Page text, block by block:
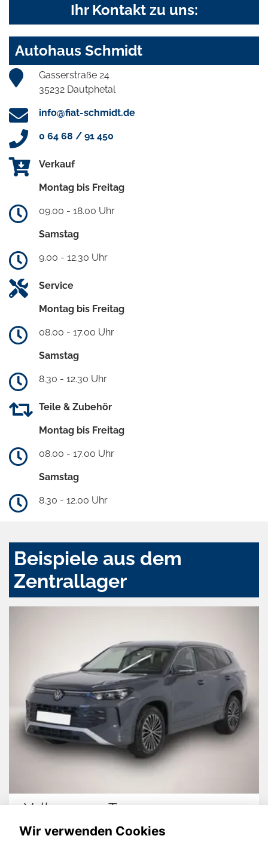
Ihr Kontakt zu uns:
Autohaus Schmidt
Gasserstraße 24
35232 Dautphetal
info@fiat-schmidt.de
0 64 68 / 91 450
Verkauf
Montag bis Freitag
09.00 - 18.00 Uhr
Samstag
9.00 - 12.30 Uhr
Service
Montag bis Freitag
08.00 - 17.00 Uhr
Samstag
8.30 - 12.30 Uhr
Teile & Zubehör
Montag bis Freitag
08.00 - 17.00 Uhr
Samstag
8.30 - 12.00 Uhr
Beispiele aus dem
Zentrallager
Volkswagen Tayron
Wir verwenden Cookies